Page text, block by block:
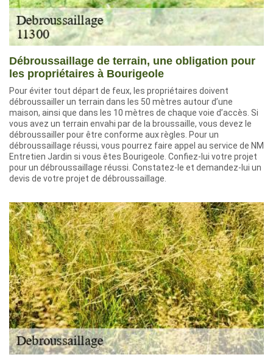
Débroussaillage de terrain, une obligation pour
les propriétaires à Bourigeole
Pour éviter tout départ de feux, les propriétaires doivent
débroussailler un terrain dans les 50 mètres autour d’une
maison, ainsi que dans les 10 mètres de chaque voie d’accès. Si
vous avez un terrain envahi par de la broussaille, vous devez le
débroussailler pour être conforme aux règles. Pour un
débroussaillage réussi, vous pourrez faire appel au service de NM
Entretien Jardin si vous êtes Bourigeole. Confiez-lui votre projet
pour un débroussaillage réussi. Constatez-le et demandez-lui un
devis de votre projet de débroussaillage.